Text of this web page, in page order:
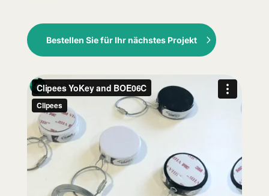
Bestellen Sie für Ihr nächstes Projekt